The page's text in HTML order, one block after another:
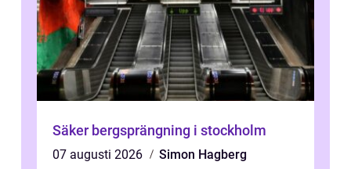
Säker bergsprängning i stockholm
07 augusti 2026
Simon Hagberg